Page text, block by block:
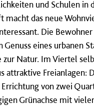
und Schulen in
macht das neue
Die
Genuss eines urbanen
zur Natur. Im Viertel
attraktive Freianlagen:
von zwei
Grünachse mit